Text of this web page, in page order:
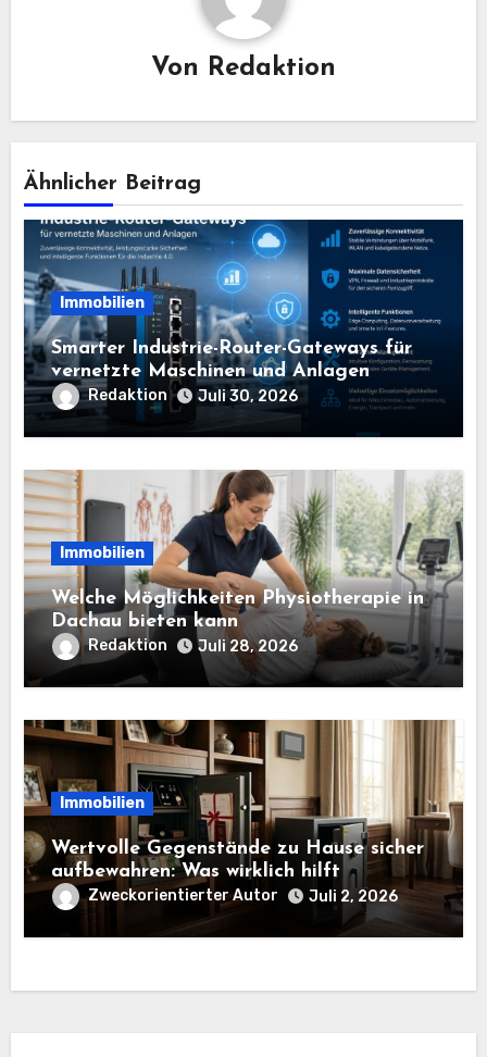
Von Redaktion
Ähnlicher Beitrag
Immobilien
Smarter Industrie-Router-Gateways für
vernetzte Maschinen und Anlagen
Redaktion Juli 30, 2026
Immobilien
Welche Möglichkeiten Physiotherapie in
Dachau bieten kann
Redaktion Juli 28, 2026
Immobilien
Wertvolle Gegenstände zu Hause sicher
aufbewahren: Was wirklich hilft
Zweckorientierter Autor Juli 2, 2026